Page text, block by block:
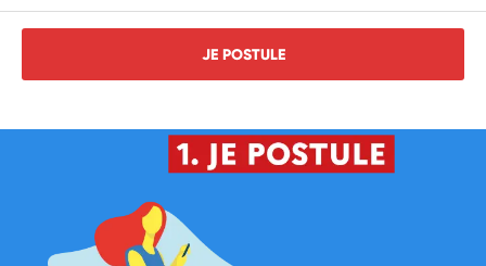
JE POSTULE